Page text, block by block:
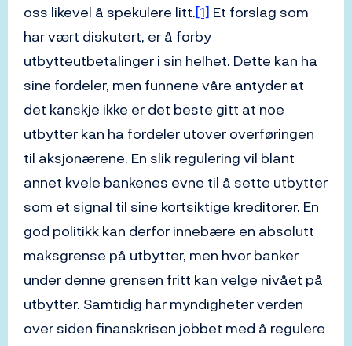
oss likevel å spekulere litt.[1] Et forslag som
har vært diskutert, er å forby
utbytteutbetalinger i sin helhet. Dette kan ha
sine fordeler, men funnene våre antyder at
det kanskje ikke er det beste gitt at noe
utbytter kan ha fordeler utover overføringen
til aksjonærene. En slik regulering vil blant
annet kvele bankenes evne til å sette utbytter
som et signal til sine kortsiktige kreditorer. En
god politikk kan derfor innebære en absolutt
maksgrense på utbytter, men hvor banker
under denne grensen fritt kan velge nivået på
utbytter. Samtidig har myndigheter verden
over siden finanskrisen jobbet med å regulere